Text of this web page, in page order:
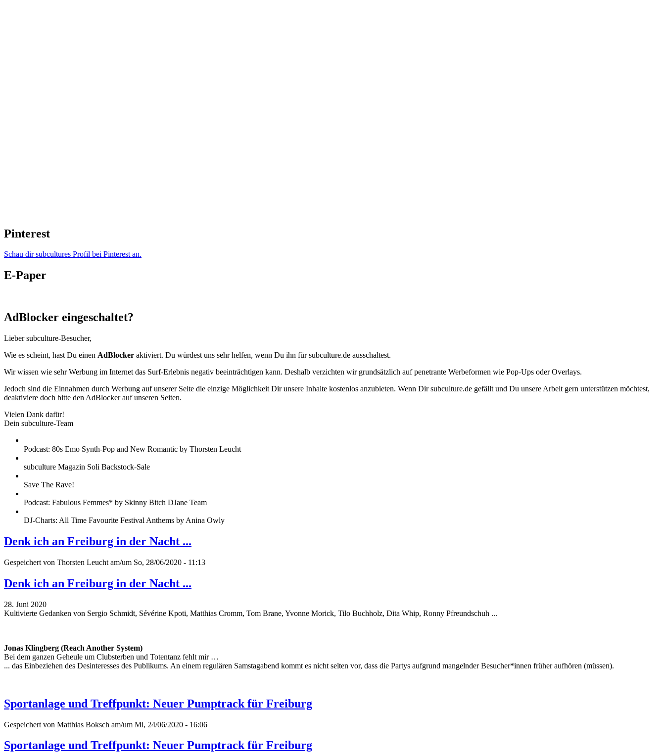
Pinterest
Schau dir subcultures Profil bei Pinterest an.
E-Paper
AdBlocker eingeschaltet?
Lieber subculture-Besucher,
Wie es scheint, hast Du einen AdBlocker aktiviert. Du würdest uns sehr helfen, wenn Du ihn für subculture.de ausschaltest.
Wir wissen wie sehr Werbung im Internet das Surf-Erlebnis negativ beeinträchtigen kann. Deshalb verzichten wir grundsätzlich auf penetrante Werbeformen wie Pop-Ups oder Overlays.
Jedoch sind die Einnahmen durch Werbung auf unserer Seite die einzige Möglichkeit Dir unsere Inhalte kostenlos anzubieten. Wenn Dir subculture.de gefällt und Du unsere Arbeit gern unterstützen möchtest,
deaktiviere doch bitte den AdBlocker auf unseren Seiten.
Vielen Dank dafür!
Dein subculture-Team
Podcast: 80s Emo Synth-Pop and New Romantic by Thorsten Leucht
subculture Magazin Soli Backstock-Sale
Save The Rave!
Podcast: Fabulous Femmes* by Skinny Bitch DJane Team
DJ-Charts: All Time Favourite Festival Anthems by Anina Owly
Denk ich an Freiburg in der Nacht ...
Gespeichert von Thorsten Leucht am/um So, 28/06/2020 - 11:13
Denk ich an Freiburg in der Nacht ...
28. Juni 2020
Kultivierte Gedanken von Sergio Schmidt, Sévérine Kpoti, Matthias Cromm, Tom Brane, Yvonne Morick, Tilo Buchholz, Dita Whip, Ronny Pfreundschuh ...
Jonas Klingberg (Reach Another System)
Bei dem ganzen Geheule um Clubsterben und Totentanz fehlt mir …
... das Einbeziehen des Desinteresses des Publikums. An einem regulären Samstagabend kommt es nicht selten vor, dass die Partys aufgrund mangelnder Besucher*innen früher aufhören (müssen).
Sportanlage und Treffpunkt: Neuer Pumptrack für Freiburg
Gespeichert von Matthias Boksch am/um Mi, 24/06/2020 - 16:06
Sportanlage und Treffpunkt: Neuer Pumptrack für Freiburg